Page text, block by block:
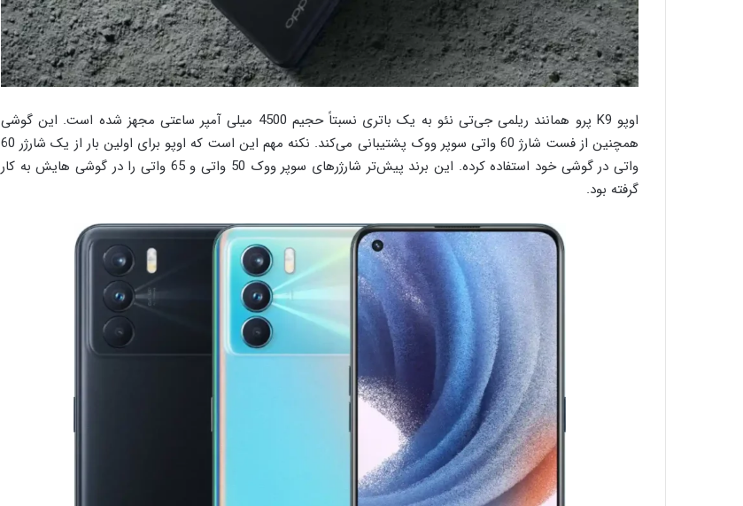
اوپو K9 پرو همانند ریلمی جی‌تی نئو به یک باتری نسبتاً حجیم 4500 میلی آمپر ساعتی مجهز شده است. این گوشی
همچنین از فست شارژ 60 واتی سوپر ووک پشتیبانی می‌کند. نکنه مهم این است که اوپو برای اولین بار از یک شارژر 60
واتی در گوشی خود استفاده کرده. این برند پیش‌تر شارژرهای سوپر ووک 50 واتی و 65 واتی را در گوشی هایش به کار
گرفته بود.